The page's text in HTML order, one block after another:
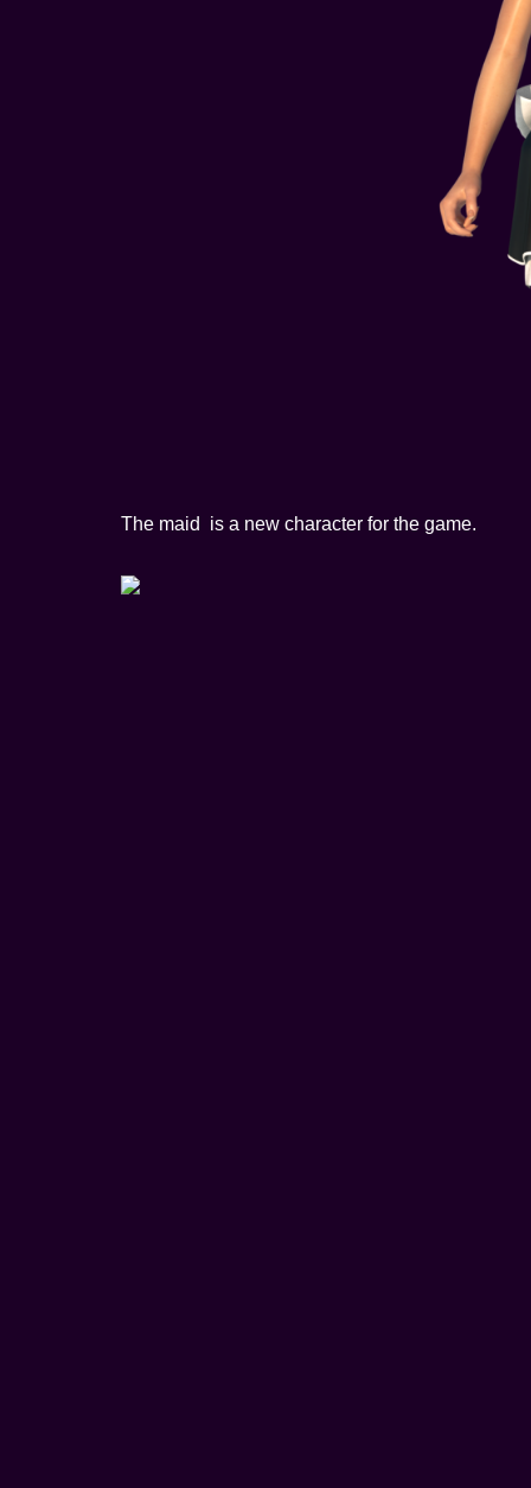
The maid is a new character for the game.